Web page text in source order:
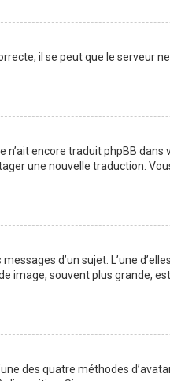
il se peut que le serveur
n’ait encore traduit phpBB
une nouvelle traduction.
d’un sujet. L’une
souvent plus grande,
des quatre méthodes